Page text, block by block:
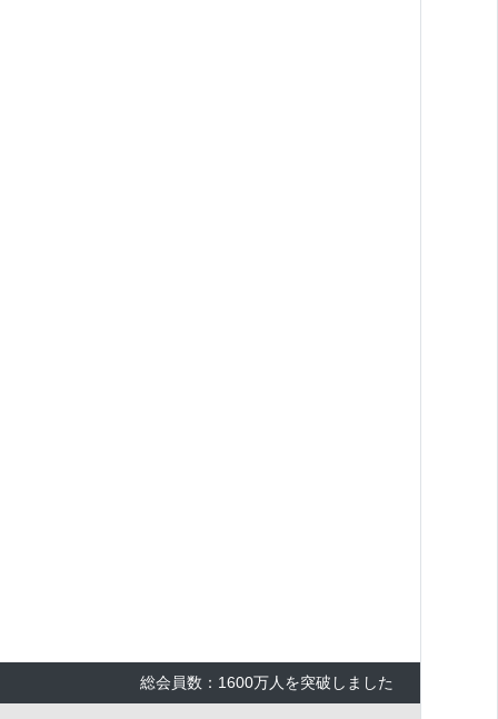
総会員数：1600万人を突破しました